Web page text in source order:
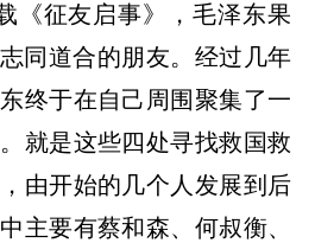
《征友启事》，毛泽东果
同道合的朋友。经过几年
终于在自己周围聚集了一
。 就是这些四处寻找救国救
由开始的几个人发展到后
主要有蔡和森、何叔衡、